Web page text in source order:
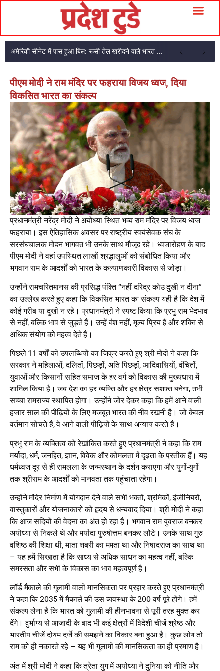
अमेरिकी सीनेट में पास हुआ बिल: रूसी तेल खरीदने वाले भारत समेत 5 देशों पर 100% टैरिफ का प्रावधान
पीएम मोदी ने राम मंदिर पर फहराया विजय ध्वज, दिया
विकसित भारत का संकल्प
प्रधानमंत्री नरेंद्र मोदी ने अयोध्या स्थित भव्य राम मंदिर पर विजय ध्वज
फहराया। इस ऐतिहासिक अवसर पर राष्ट्रीय स्वयंसेवक संघ के
सरसंघचालक मोहन भागवत भी उनके साथ मौजूद रहे। ध्वजारोहण के बाद
पीएम मोदी ने वहां उपस्थित लाखों श्रद्धालुओं को संबोधित किया और
भगवान राम के आदर्शों को भारत के कल्याणकारी विकास से जोड़ा।
उन्होंने रामचरितमानस की प्रसिद्ध पंक्ति “नहीं दरिद्र कोउ दुखी न दीना”
का उल्लेख करते हुए कहा कि विकसित भारत का संकल्प यही है कि देश में
कोई गरीब या दुखी न रहे। प्रधानमंत्री ने स्पष्ट किया कि प्रभु राम भेदभाव
से नहीं, बल्कि भाव से जुड़ते हैं। उन्हें वंश नहीं, मूल्य प्रिय हैं और शक्ति से
अधिक संयोग को महत्व देते हैं।
पिछले 11 वर्षों की उपलब्धियों का जिक्र करते हुए श्री मोदी ने कहा कि
सरकार ने महिलाओं, दलितों, पिछड़ों, अति पिछड़ों, आदिवासियों, वंचितों,
युवाओं और किसानों सहित समाज के हर वर्ग को विकास की मुख्यधारा में
शामिल किया है। जब देश का हर व्यक्ति और हर क्षेत्र सशक्त बनेगा, तभी
सच्चा रामराज्य स्थापित होगा। उन्होंने जोर देकर कहा कि हमें आने वाली
हजार साल की पीढ़ियों के लिए मजबूत भारत की नींव रखनी है। जो केवल
वर्तमान सोचते हैं, वे आने वाली पीढ़ियों के साथ अन्याय करते हैं।
प्रभु राम के व्यक्तित्व को रेखांकित करते हुए प्रधानमंत्री ने कहा कि राम
मर्यादा, धर्म, जनहित, ज्ञान, विवेक और कोमलता में दृढ़ता के प्रतीक हैं। यह
धर्मध्वज दूर से ही रामलला के जन्मस्थान के दर्शन कराएगा और युगों-युगों
तक श्रीराम के आदर्शों को मानवता तक पहुंचाता रहेगा।
उन्होंने मंदिर निर्माण में योगदान देने वाले सभी भक्तों, श्रमिकों, इंजीनियरों,
वास्तुकारों और योजनाकारों को हृदय से धन्यवाद दिया। श्री मोदी ने कहा
कि आज सदियों की वेदना का अंत हो रहा है। भगवान राम युवराज बनकर
अयोध्या से निकले थे और मर्यादा पुरुषोत्तम बनकर लौटे। उनके साथ गुरु
वशिष्ठ की शिक्षा थी, माता शबरी का ममता था और निषादराज का साथ था
– यह हमें सिखाता है कि साध्य से अधिक साधन का महत्व नहीं, बल्कि
समरसता और सभी के विकास का भाव महत्वपूर्ण है।
लॉर्ड मैकाले की गुलामी वाली मानसिकता पर प्रहार करते हुए प्रधानमंत्री
ने कहा कि 2035 में मैकाले की उस व्यवस्था के 200 वर्ष पूरे होंगे। हमें
संकल्प लेना है कि भारत को गुलामी की हीनभावना से पूरी तरह मुक्त कर
देंगे। दुर्भाग्य से आजादी के बाद भी कई क्षेत्रों में विदेशी चीजें श्रेष्ठ और
भारतीय चीजें दोयम दर्जे की समझने का विकार बना हुआ है। कुछ लोग तो
राम को ही नकारते रहे – यह भी गुलामी की मानसिकता का ही प्रमाण है।
अंत में श्री मोदी ने कहा कि त्रेता युग में अयोध्या ने दुनिया को नीति और